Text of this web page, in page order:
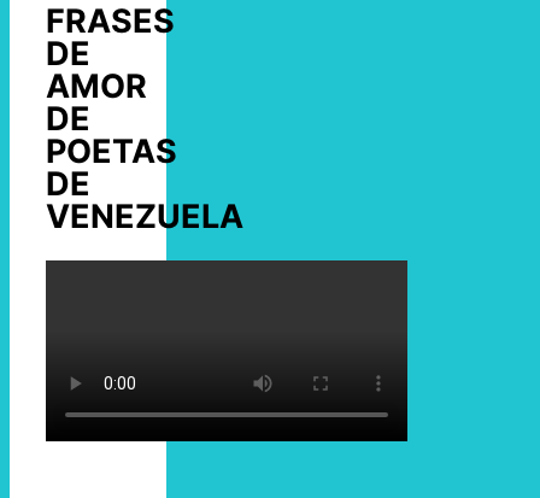
FRASES
DE
AMOR
DE
POETAS
DE
VENEZUELA